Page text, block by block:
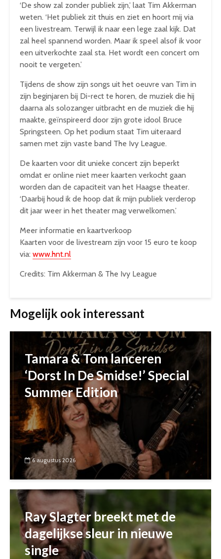
‘De show zal zonder publiek zijn,’ laat Tim Akkerman
weten. ‘Het publiek zit thuis en ziet en hoort mij via
een livestream. Terwijl ik naar een lege zaal kijk. Dat
zal heel spannend worden. Maar ik speel alsof ik voor
een uitverkochte zaal sta. Het wordt een concert om
nooit te vergeten.’
Tijdens de show zijn songs uit het oeuvre van Tim in
zijn beginjaren bij Di-rect te horen, de muziek die hij
daarna als solozanger uitbracht en de muziek die hij
maakte, geïnspireerd door zijn grote idool Bruce
Springsteen. Op het podium staat Tim uiteraard
samen met zijn vaste band The Ivy League.
De kaarten voor dit unieke concert zijn beperkt
omdat er online niet meer kaarten verkocht gaan
worden dan de capaciteit van het Haagse theater.
‘Daarbij houd ik de hoop dat ik mijn publiek verderop
dit jaar weer in het theater mag verwelkomen.’
Meer informatie en kaartverkoop
Kaarten voor de livestream zijn voor 15 euro te koop
via: www.hnt.nl
Credits: Tim Akkerman & The Ivy League
Mogelijk ook interessant
Tamara & Tom lanceren
‘Dorst In De Smidse!’ Special
Summer Edition
6 augustus 2026
Ray Slagter breekt met de
dagelijkse sleur in nieuwe
single